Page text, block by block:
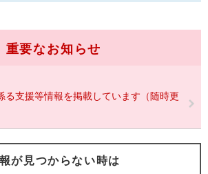
重要なお知らせ
る支援等情報を掲載しています（随時更
が見つからない時は